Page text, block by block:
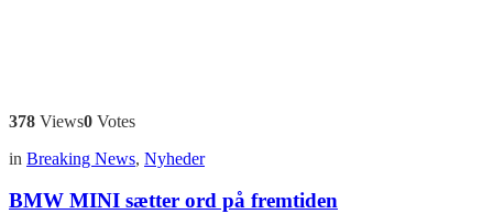
378 Views0 Votes
in Breaking News, Nyheder
BMW MINI sætter ord på fremtiden